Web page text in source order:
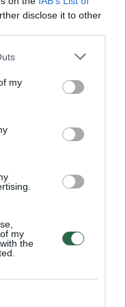
disclose it to other
my
my
the
00:15:54
įsitvirtinti
aplinkkelis: